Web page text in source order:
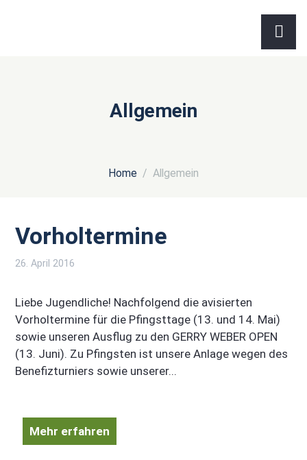
Allgemein
Home Allgemein
Vorholtermine
26. April 2016
Liebe Jugendliche! Nachfolgend die avisierten
Vorholtermine für die Pfingsttage (13. und 14. Mai)
sowie unseren Ausflug zu den GERRY WEBER OPEN
(13. Juni). Zu Pfingsten ist unsere Anlage wegen des
Benefizturniers sowie unserer...
Mehr erfahren